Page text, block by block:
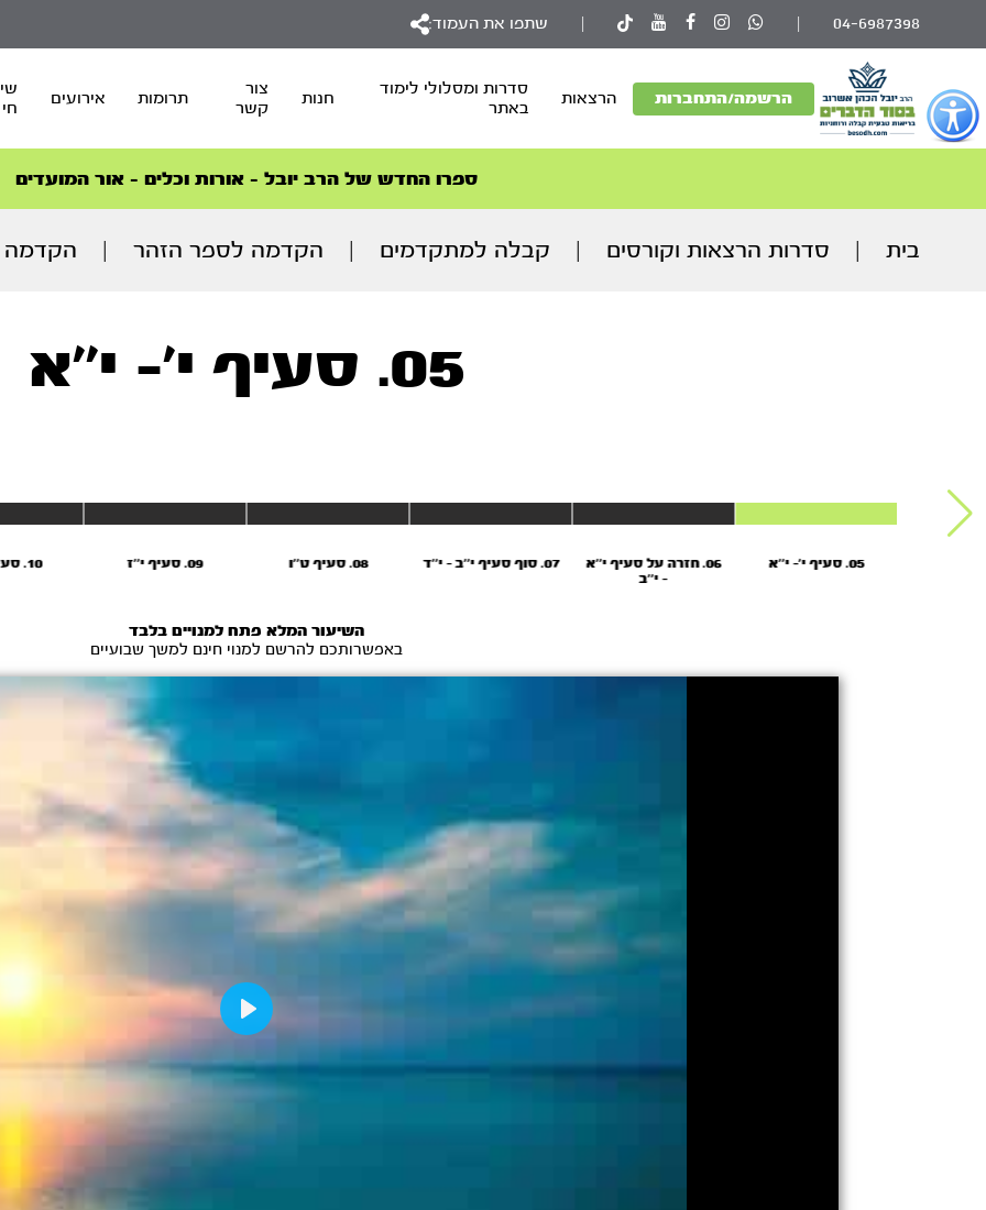
כפתור
לפתיחת
תפריט
נגישות
04-6987398 שתפו את העמוד:
הרשמה/התחברות הרצאות
סדרות ומסלולי לימוד
באתר
חנות
צור
קשר
תרומות אירועים
חי
סדרות הפודקאסטים
הסדרה המובילה החודש – דרך המלך
ספרו החדש של הרב יובל – אורות וכלים – אור המועדים
הצטרפו למהפכת הבריאות הטבעית >
סדרות הפודקאסטים
הסדרה המובילה החודש – דרך המלך
בית סדרות הרצאות וקורסים קבלה למתקדמים הקדמה לספר הזהר הקדמה
05. סעיף י’- י’’א
05. סעיף י’- י’’א
06. חזרה על סעיף י’’א
- י’’ב
07. סוף סעיף י’’ב - י’’ד 08. סעיף ט’’ו 09. סעיף י’’ז 10. סעיף י’’ט
השיעור המלא פתח למנויים בלבד
באפשרותכם להרשם למנוי חינם למשך שבועיים
Play